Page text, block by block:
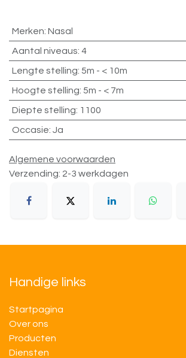
Merken: Nasal
Aantal niveaus: 4
Lengte stelling: 5m - < 10m
Hoogte stelling: 5m - < 7m
Diepte stelling: 1100
Occasie: Ja
Algemene voorwaarden
Verzending: 2-3 werkdagen
Handige links
Startpagina
Over ons
Producten
Diensten